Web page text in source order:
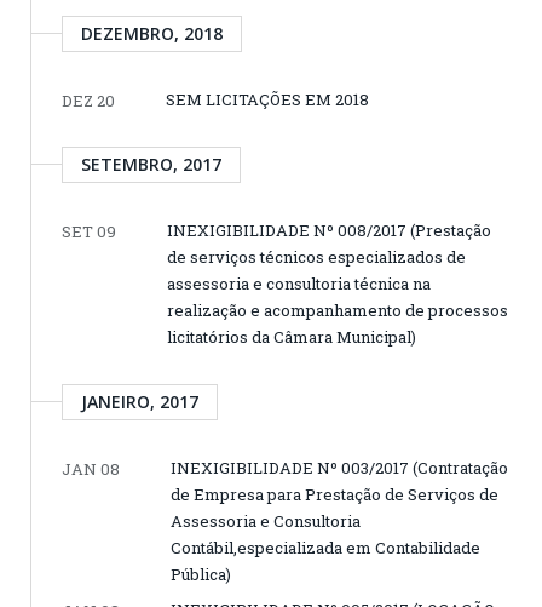
DEZEMBRO, 2018
DEZ 20 SEM LICITAÇÕES EM 2018
SETEMBRO, 2017
SET 09
INEXIGIBILIDADE Nº 008/2017 (Prestação
de serviços técnicos especializados de
assessoria e consultoria técnica na
realização e acompanhamento de processos
licitatórios da Câmara Municipal)
JANEIRO, 2017
JAN 08
INEXIGIBILIDADE Nº 003/2017 (Contratação
de Empresa para Prestação de Serviços de
Assessoria e Consultoria
Contábil,especializada em Contabilidade
Pública)